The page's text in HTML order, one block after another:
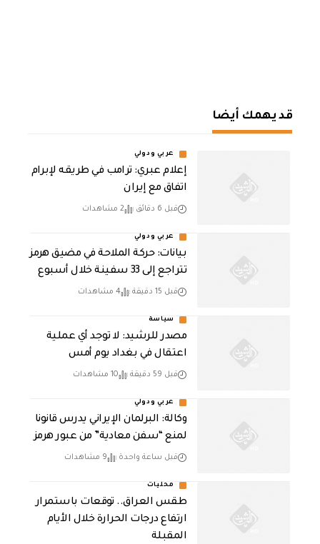
قد يهمك أيضا
عربي ودولي
إعلام عبري: ترامب في طريقه لإبرام
اتفاق مع إيران
قبل 6 دقائق 2 مشاهدات
عربي ودولي
بيانات: حركة الملاحة في مضيق هرمز
تتراجع إلى 33 سفينة خلال أسبوع
قبل 15 دقيقة 4 مشاهدات
سياسة
مصدر للرشيد: لا توجد أي عملية
اعتقال في بغداد يوم أمس
قبل 59 دقيقة 10 مشاهدات
عربي ودولي
وكالة: البرلمان الإيراني يدرس قانونا
لمنع “سفن معادية” من عبور هرمز
قبل ساعة واحدة 9 مشاهدات
محليات
طقس العراق.. توقعات باستمرار
ارتفاع درجات الحرارة خلال الأيام
المقبلة